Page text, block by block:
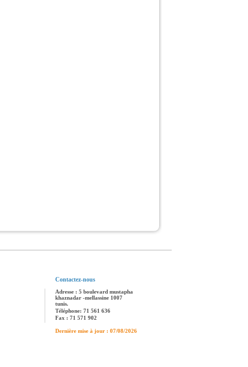
Contactez-nous
Adresse : 5 boulevard mustapha
khaznadar -mellassine 1007
tunis.
Téléphone: 71 561 636
Fax : 71 571 902
Dernière mise à jour : 07/08/2026